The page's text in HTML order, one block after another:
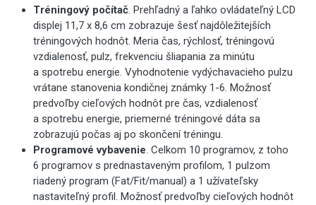
Tréningový počítač. Prehľadný a ľahko ovládateľný LCD
displej 11,7 x 8,6 cm zobrazuje šesť najdôležitejších
tréningových hodnôt. Meria čas, rýchlosť, tréningovú
vzdialenosť, pulz, frekvenciu šliapania za minútu
a spotrebu energie. Vyhodnotenie vydýchavacieho pulzu
vrátane stanovenia kondičnej známky 1-6. Možnosť
predvoľby cieľových hodnôt pre čas, vzdialenosť
a spotrebu energie, priemerné tréningové dáta sa
zobrazujú počas aj po skončení tréningu.
Programové vybavenie. Celkom 10 programov, z toho
6 programov s prednastaveným profilom, 1 pulzom
riadený program (Fat/Fit/manual) a 1 užívateľsky
nastaviteľný profil. Možnosť predvoľby cieľových hodnôt